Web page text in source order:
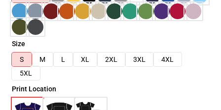
Size
S
M L XL 2XL 3XL
4XL
5XL
Print Location